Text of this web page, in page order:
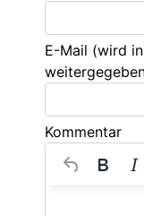
E-Mail (wird
Kommentar